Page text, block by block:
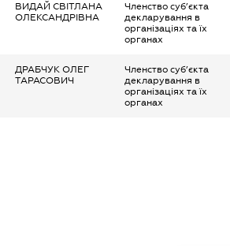
ВИДАЙ СВІТЛАНА
ОЛЕКСАНДРІВНА
Членство суб’єкта
декларування в
організаціях та їх
органах
ДРАБЧУК ОЛЕГ
ТАРАСОВИЧ
Членство суб’єкта
декларування в
організаціях та їх
органах